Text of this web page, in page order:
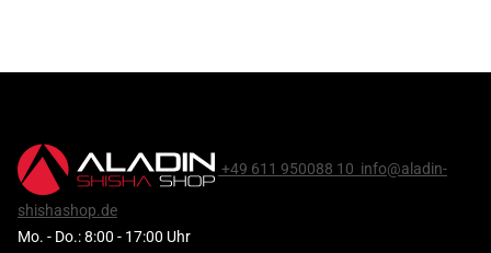
+49 611 950088 10 info@aladin-
shishashop.de
Mo. - Do.: 8:00 - 17:00 Uhr